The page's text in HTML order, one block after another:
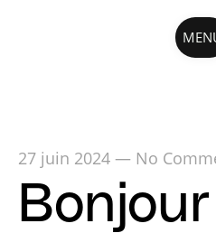
27 juin 2024— No